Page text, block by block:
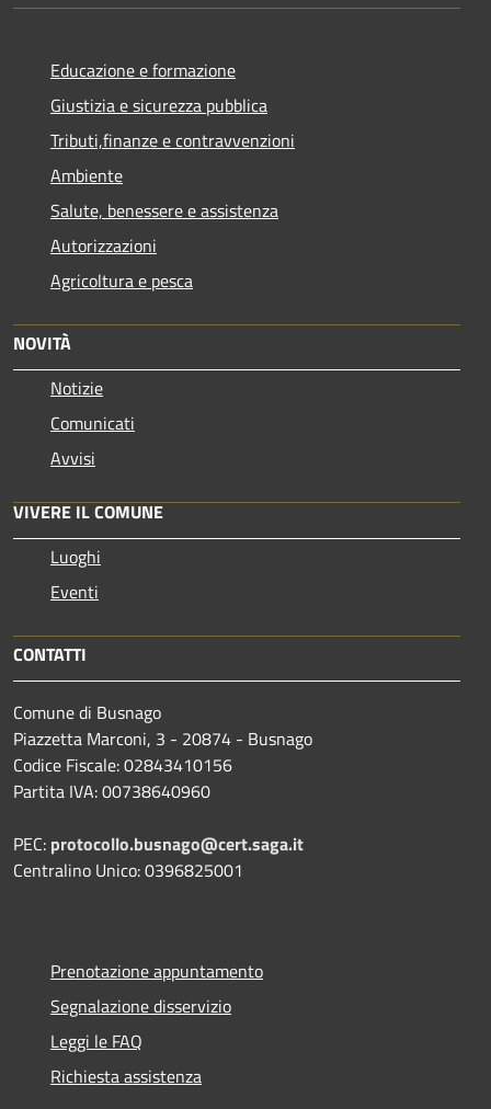
Educazione e formazione
Giustizia e sicurezza pubblica
Tributi,finanze e contravvenzioni
Ambiente
Salute, benessere e assistenza
Autorizzazioni
Agricoltura e pesca
NOVITÀ
Notizie
Comunicati
Avvisi
VIVERE IL COMUNE
Luoghi
Eventi
CONTATTI
Comune di Busnago
Piazzetta Marconi, 3 - 20874 - Busnago
Codice Fiscale: 02843410156
Partita IVA: 00738640960
PEC: protocollo.busnago@cert.saga.it
Centralino Unico: 0396825001
Prenotazione appuntamento
Segnalazione disservizio
Leggi le FAQ
Richiesta assistenza